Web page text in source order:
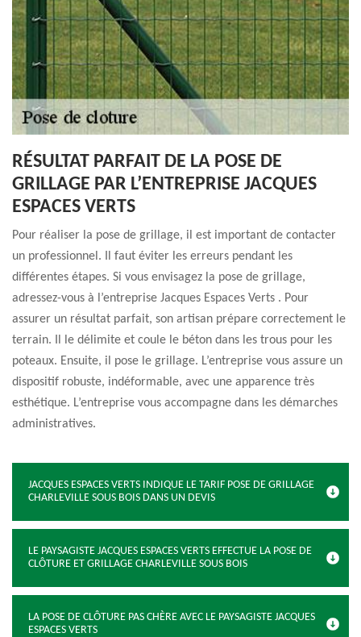
RÉSULTAT PARFAIT DE LA POSE DE
GRILLAGE PAR L’ENTREPRISE JACQUES
ESPACES VERTS
Pour réaliser la pose de grillage, il est important de contacter
un professionnel. Il faut éviter les erreurs pendant les
différentes étapes. Si vous envisagez la pose de grillage,
adressez-vous à l’entreprise Jacques Espaces Verts . Pour
assurer un résultat parfait, son artisan prépare correctement le
terrain. Il le délimite et coule le béton dans les trous pour les
poteaux. Ensuite, il pose le grillage. L’entreprise vous assure un
dispositif robuste, indéformable, avec une apparence très
esthétique. L’entreprise vous accompagne dans les démarches
administratives.
JACQUES ESPACES VERTS INDIQUE LE TARIF POSE DE GRILLAGE
CHARLEVILLE SOUS BOIS DANS UN DEVIS
LE PAYSAGISTE JACQUES ESPACES VERTS EFFECTUE LA POSE DE
CLÔTURE ET GRILLAGE CHARLEVILLE SOUS BOIS
LA POSE DE CLÔTURE PAS CHÈRE AVEC LE PAYSAGISTE JACQUES
ESPACES VERTS